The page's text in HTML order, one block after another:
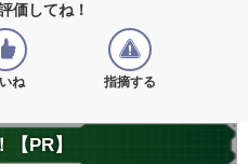
価してね！
ね 指摘する
PR】